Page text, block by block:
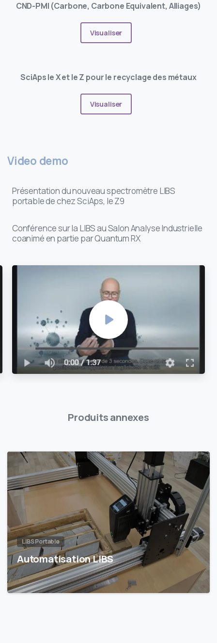
CND-PMI (Carbone, Carbone Equivalent, Alliages)
Visualiser
SciAps le X et le Z pour le recyclage des métaux
Visualiser
Video demo
Présentation du nouveau spectromètre LIBS
portable de chez SciAps, le Z9
Conférence sur la LIBS au Salon Analyse Industrielle
coanimé en partie par Quantum RX
Produits annexes
LIBS Portable
Automatisation LIBS